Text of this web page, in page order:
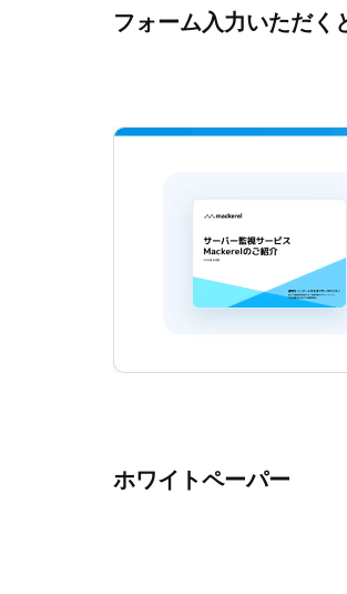
フォーム入力いただく
ホワイトペーパー